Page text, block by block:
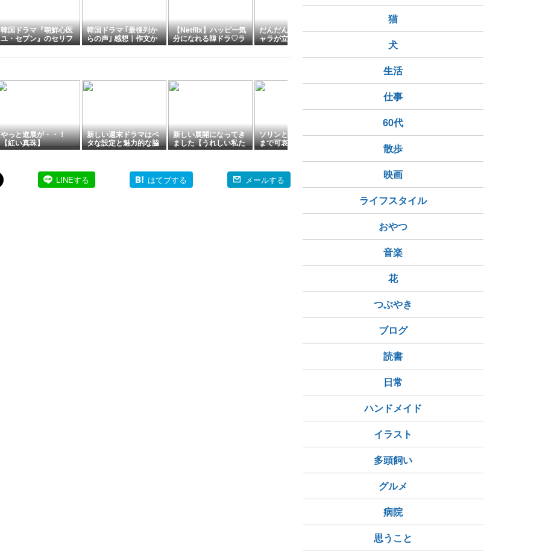
韓国ドラマ『朝鮮心医
ユ・セプン』のセリフ
より：「生きてこそ、
韓国ドラマ ｢最後列か
らの声｣ 感想｜作文か
ら始まる危険な心理ス
【Netflix】ハッピー気
分になれる韓ドラ♡ラ
ブストーリー
だんだん地味な脇のキ
ャラが立ってきた【愛
を処方いたします】
毎日安心して見られる
ドラマ【うれしい私た
ちの良い日】
【韓国ドラマ】「暴君
やっと進展が・・！
【紅い真珠】
新しい週末ドラマはベ
タな設定と魅力的な脇
役陣【愛が来る】
新しい展開になってき
ました【うれしい私た
ちの良い日】
ソリンとジュノが最後
まで可哀想だった【１
番目の男】
名脇役沢山ドラマ、円
満最終回を迎えました
【愛を処方いたしま
す】
韓国ドラマ 愛が来
LINEする はてブする メールする
猫
犬
生活
仕事
60代
散歩
映画
ライフスタイル
おやつ
音楽
花
つぶやき
ブログ
読書
日常
ハンドメイド
イラスト
多頭飼い
グルメ
病院
思うこと